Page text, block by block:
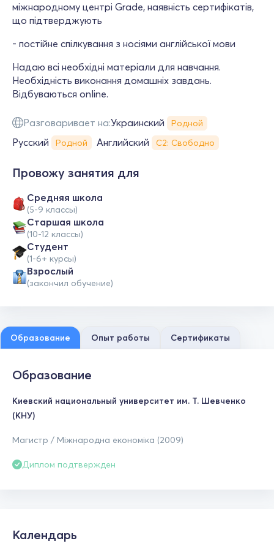
міжнародному центрі Grade, наявність сертифікатів,
що підтверджують
- постійне спілкування з носіями англійської мови
Надаю всі необхідні матеріали для навчання.
Необхідність виконання домашніх завдань.
Відбуваються online.
Разговаривает на:Украинский Родной
Русский Родной Английский С2: Свободно
Провожу занятия для
Средняя школа
(5-9 классы)
Cтаршая школа
(10-12 классы)
Студент
(1-6+ курсы)
Взрослый
(закончил обучение)
Образование Опыт работы Сертификаты
Образование
Киевский национальный университет им. Т. Шевченко
(КНУ)
Магистр / Міжнародна економіка (2009)
Диплом подтвержден
Календарь